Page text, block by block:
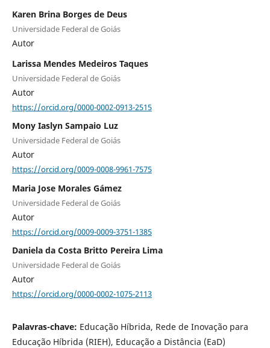
Karen Brina Borges de Deus
Universidade Federal de Goiás
Autor
Larissa Mendes Medeiros Taques
Universidade Federal de Goiás
Autor
https://orcid.org/0000-0002-0913-2515
Mony Iaslyn Sampaio Luz
Universidade Federal de Goiás
Autor
https://orcid.org/0009-0008-9961-7575
Maria Jose Morales Gámez
Universidade Federal de Goiás
Autor
https://orcid.org/0009-0009-3751-1385
Daniela da Costa Britto Pereira Lima
Universidade Federal de Goiás
Autor
https://orcid.org/0000-0002-1075-2113
Palavras-chave: Educação Híbrida, Rede de Inovação para
Educação Híbrida (RIEH), Educação a Distância (EaD)